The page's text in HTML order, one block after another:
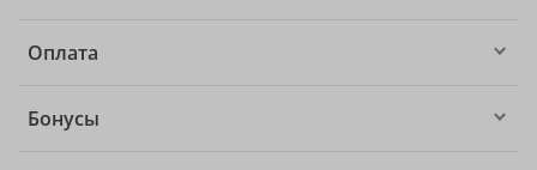
Оплата
Бонусы